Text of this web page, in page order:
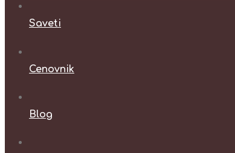
Saveti
Cenovnik
Blog